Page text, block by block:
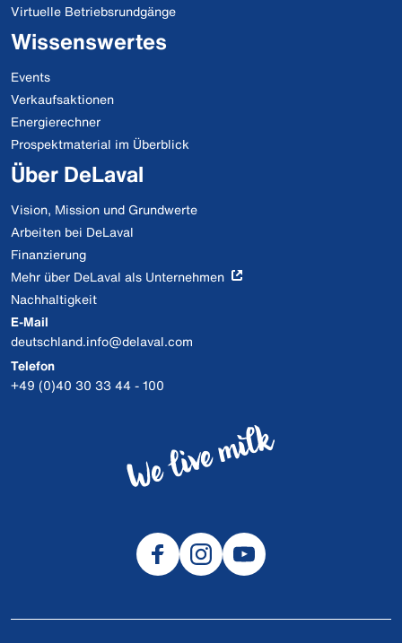
Virtuelle Betriebsrundgänge
Wissenswertes
Events
Verkaufsaktionen
Energierechner
Prospektmaterial im Überblick
Über DeLaval
Vision, Mission und Grundwerte
Arbeiten bei DeLaval
Finanzierung
Mehr über DeLaval als Unternehmen
Nachhaltigkeit
E-Mail
deutschland.info@delaval.com
Telefon
+49 (0)40 30 33 44 - 100